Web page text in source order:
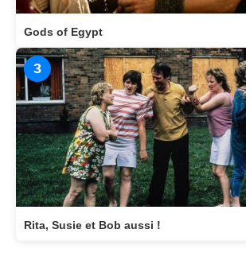
Gods of Egypt
3
Rita, Susie et Bob aussi !